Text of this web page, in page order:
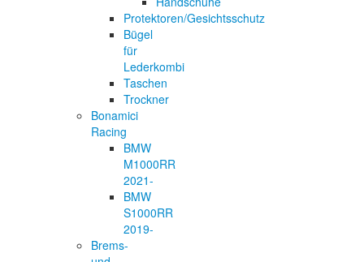
Protektoren/Gesichtsschutz
Bügel
für
Lederkombi
Taschen
Trockner
Bonamici
Racing
BMW
M1000RR
2021-
BMW
S1000RR
2019-
Brems-